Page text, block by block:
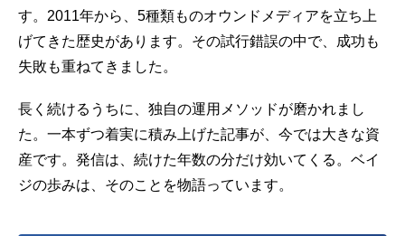
す。2011年から、5種類ものオウンドメディアを立ち上
げてきた歴史があります。その試行錯誤の中で、成功も
失敗も重ねてきました。
長く続けるうちに、独自の運用メソッドが磨かれまし
た。一本ずつ着実に積み上げた記事が、今では大きな資
産です。発信は、続けた年数の分だけ効いてくる。ベイ
ジの歩みは、そのことを物語っています。